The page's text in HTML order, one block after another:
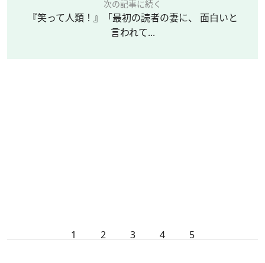
次の記事に続く
『笑って人類！』「最初の読者の妻に、 面白いと
言われて...
1 2 3 4 5